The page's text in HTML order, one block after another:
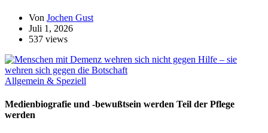
Von Jochen Gust
Juli 1, 2026
537 views
Allgemein & Speziell
Medienbiografie und -bewußtsein werden Teil der Pflege
werden